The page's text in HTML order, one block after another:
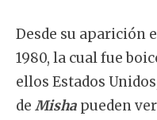
Desde su aparición
1980, la cual fue
ellos Estados
de Misha pueden